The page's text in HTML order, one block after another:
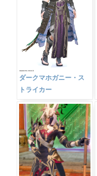
ダークマホガニー・ス
トライカー